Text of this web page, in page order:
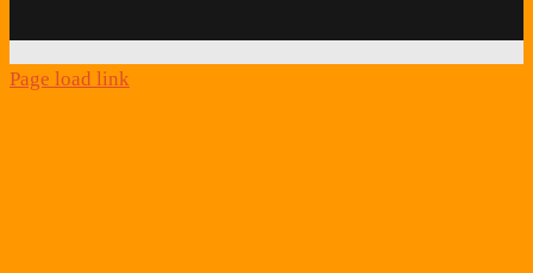
Page load link